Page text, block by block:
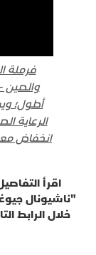
فرملة
والصين
أطول؛
الرعاية
انخفاض
اقرأ
"ناشيونال
خلال الرابط